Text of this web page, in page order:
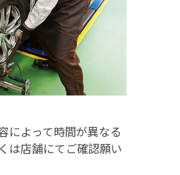
によって時間が異なる
は店舗にてご確認願い